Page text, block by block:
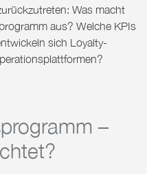
Was macht
aus? Welche KPIs
sich Loyalty-
–